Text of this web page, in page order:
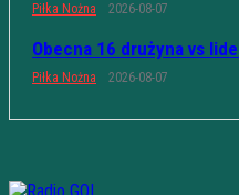
Piłka Nożna 2026-08-07
Obecna 16 drużyna vs
Piłka Nożna 2026-08-07